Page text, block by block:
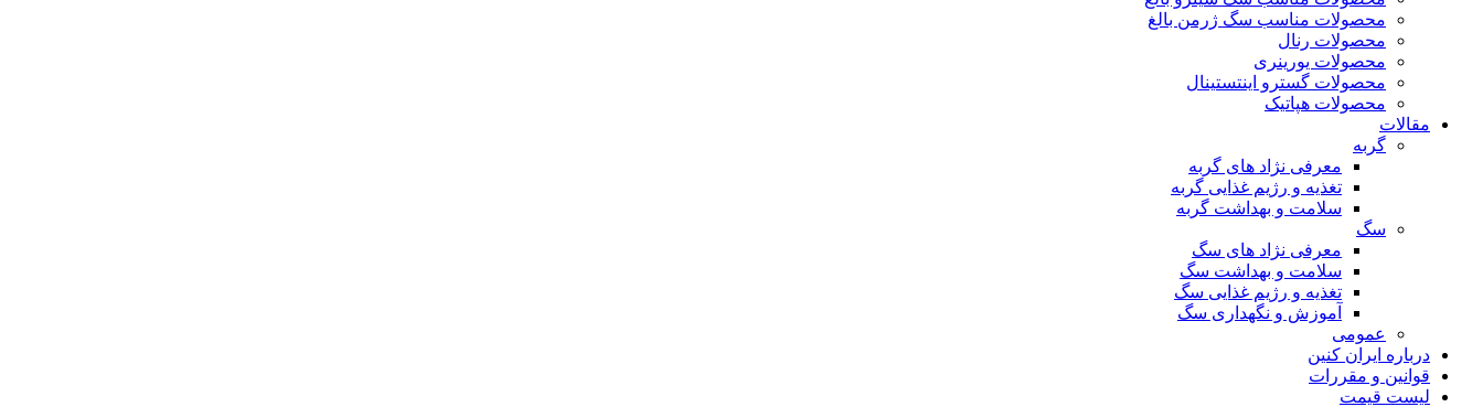
محصولات مناسب سگ ژرمن بالغ
محصولات رنال
محصولات یورینری
محصولات گسترو اینتستینال
محصولات هپاتیک
مقالات
گربه
معرفی نژاد های گربه
تغذیه و رژیم غذایی گربه
سلامت و بهداشت گربه
سگ
معرفی نژاد های سگ
سلامت و بهداشت سگ
تغذیه و رژیم غذایی سگ
آموزش و نگهداری سگ
عمومی
درباره ایران کنین
قوانین و مقررات
لیست قیمت